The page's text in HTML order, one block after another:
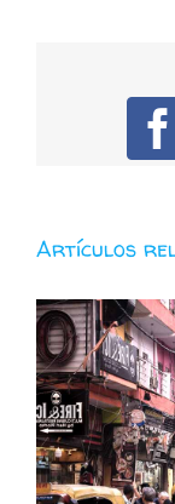
Artículos